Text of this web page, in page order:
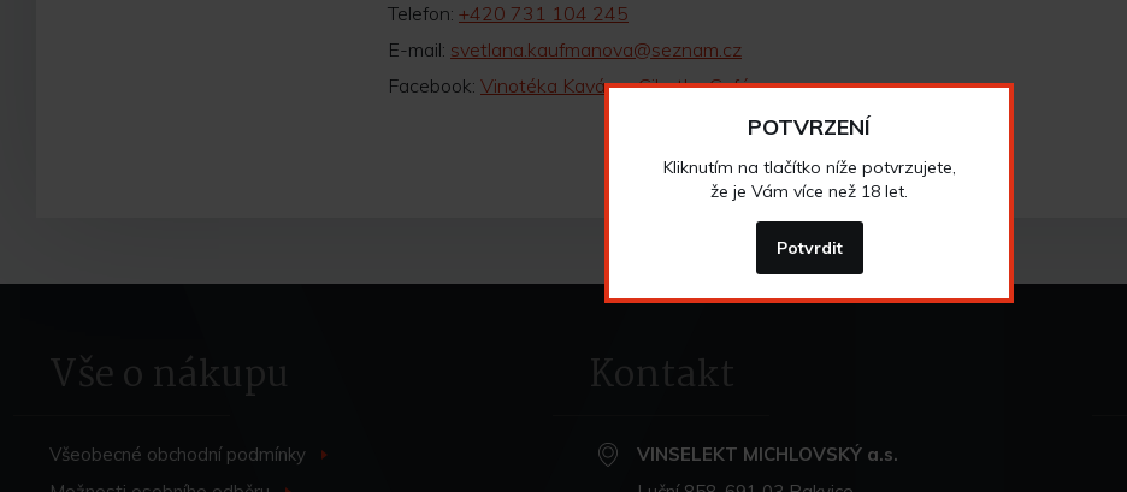
Telefon: +420 731 104 245
E-mail: svetlana.kaufmanova@seznam.cz
Facebook: Vinotéka Kavárna Cibetka Café
Vše o nákupu
Všeobecné obchodní podmínky
Kontakt
VINSELEKT MICHLOVSKÝ a.s.
POTVRZENÍ
Kliknutím na tlačítko níže potvrzujete,
že je Vám více než 18 let.
Potvrdit